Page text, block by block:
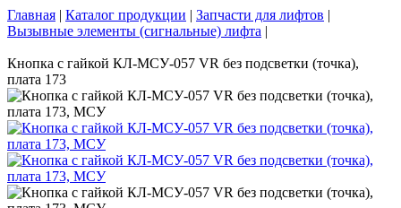
Главная | Каталог продукции | Запчасти для лифтов |
Вызывные элементы (сигнальные) лифта |
Кнопка с гайкой КЛ-МСУ-057 VR без подсветки (точка),
плата 173